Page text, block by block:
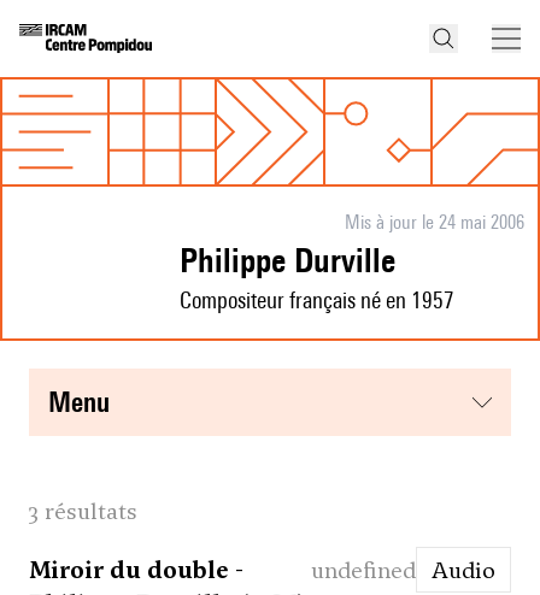
Mis à jour le 24 mai 2006
Philippe Durville
Compositeur français né en 1957
menu
3 résultats
Miroir du double -
undefined
Audio